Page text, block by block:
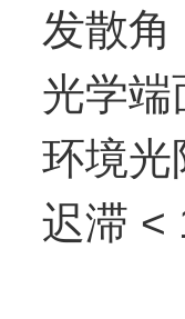
发散角
光学端
环境光
迟滞 <